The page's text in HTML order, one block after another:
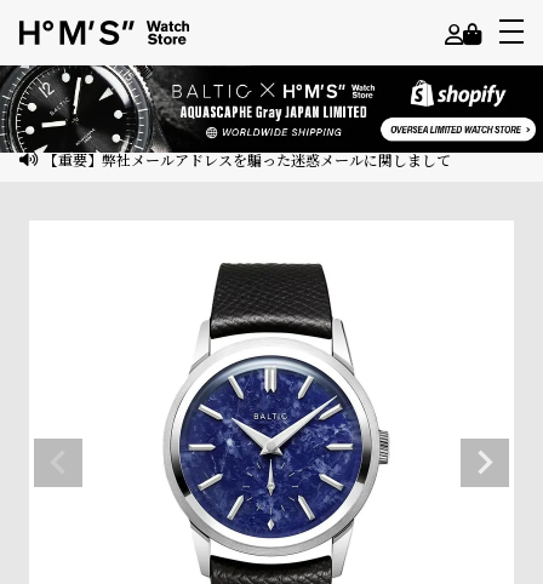
よ
う
こ
イ
【重要】弊社メールアドレスを騙った迷惑メールに関しまして